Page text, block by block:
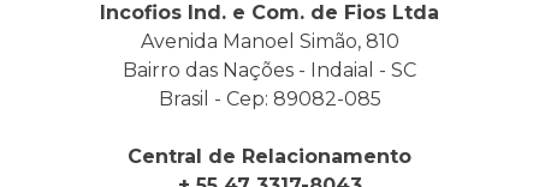
Incofios Ind. e Com. de Fios Ltda
Avenida Manoel Simão, 810
Bairro das Nações - Indaial - SC
Brasil - Cep: 89082-085
Central de Relacionamento